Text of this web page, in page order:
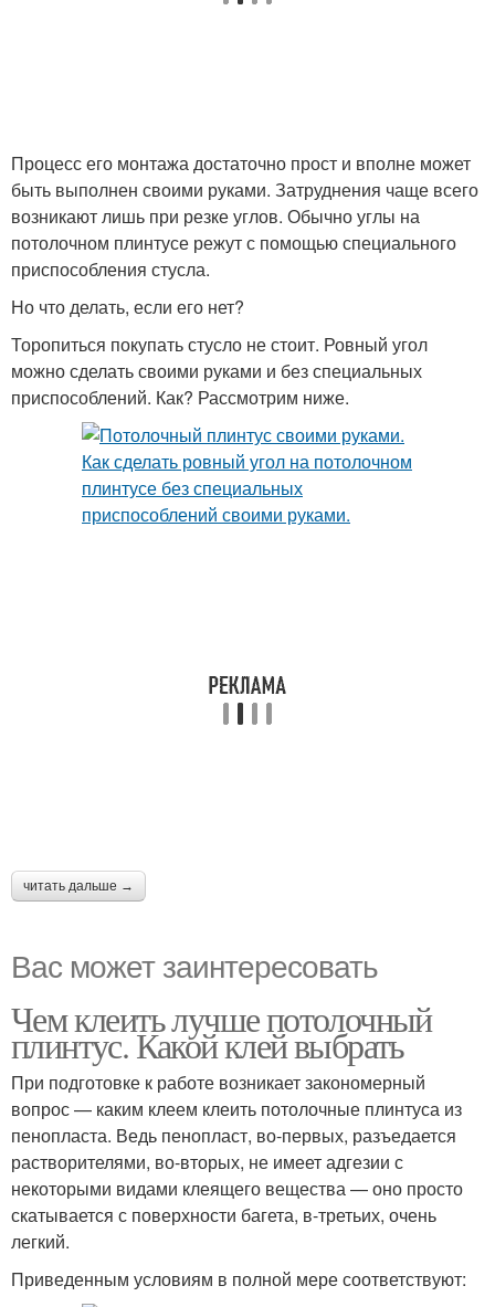
Процесс его монтажа достаточно прост и вполне может
быть выполнен своими руками. Затруднения чаще всего
возникают лишь при резке углов. Обычно углы на
потолочном плинтусе режут с помощью специального
приспособления стусла.
Но что делать, если его нет?
Торопиться покупать стусло не стоит. Ровный угол
можно сделать своими руками и без специальных
приспособлений. Как? Рассмотрим ниже.
читать дальше →
Вас может заинтересовать
Чем клеить лучше потолочный
плинтус. Какой клей выбрать
При подготовке к работе возникает закономерный
вопрос — каким клеем клеить потолочные плинтуса из
пенопласта. Ведь пенопласт, во-первых, разъедается
растворителями, во-вторых, не имеет адгезии с
некоторыми видами клеящего вещества — оно просто
скатывается с поверхности багета, в-третьих, очень
легкий.
Приведенным условиям в полной мере соответствуют: